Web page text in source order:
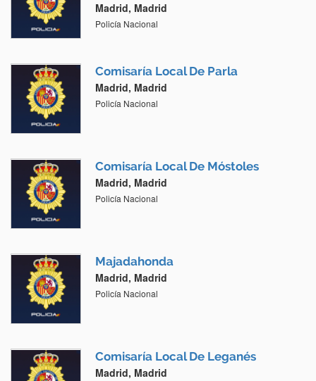
Madrid, Madrid
Policía Nacional
Comisaría Local De Parla
Madrid, Madrid
Policía Nacional
Comisaría Local De Móstoles
Madrid, Madrid
Policía Nacional
Majadahonda
Madrid, Madrid
Policía Nacional
Comisaría Local De Leganés
Madrid, Madrid